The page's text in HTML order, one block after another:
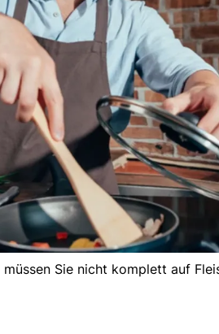
Sie nicht komplett auf